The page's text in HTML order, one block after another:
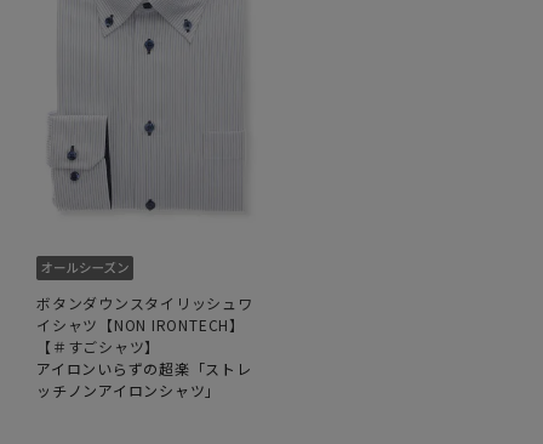
ボタンダウンスタイリッシュワ
イシャツ【NON IRONTECH】
【＃すごシャツ】
アイロンいらずの超楽「ストレ
ッチノンアイロンシャツ」